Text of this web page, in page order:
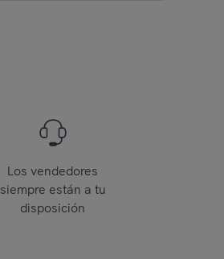
Los vendedores
siempre están a tu
disposición